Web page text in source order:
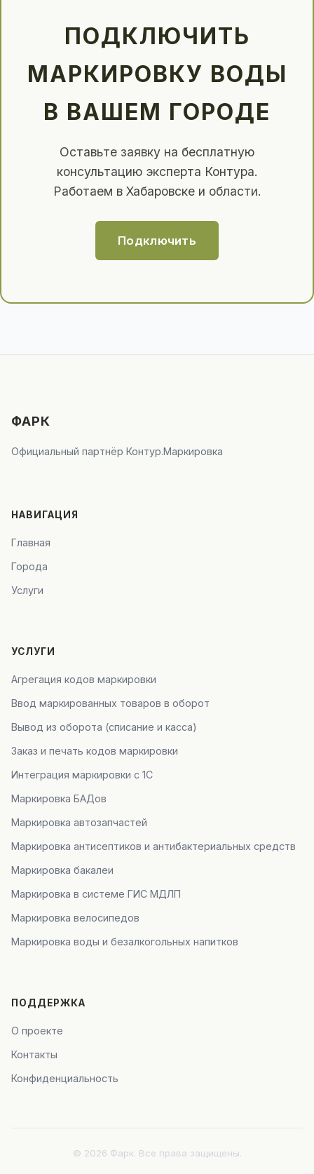
ПОДКЛЮЧИТЬ
МАРКИРОВКУ ВОДЫ
В ВАШЕМ ГОРОДЕ
Оставьте заявку на бесплатную
консультацию эксперта Контура.
Работаем в Хабаровске и области.
Подключить
ФАРК
Официальный партнёр Контур.Маркировка
НАВИГАЦИЯ
Главная
Города
Услуги
УСЛУГИ
Агрегация кодов маркировки
Ввод маркированных товаров в оборот
Вывод из оборота (списание и касса)
Заказ и печать кодов маркировки
Интеграция маркировки с 1С
Маркировка БАДов
Маркировка автозапчастей
Маркировка антисептиков и антибактериальных средств
Маркировка бакалеи
Маркировка в системе ГИС МДЛП
Маркировка велосипедов
Маркировка воды и безалкогольных напитков
ПОДДЕРЖКА
О проекте
Контакты
Конфиденциальность
© 2026 Фарк. Все права защищены.